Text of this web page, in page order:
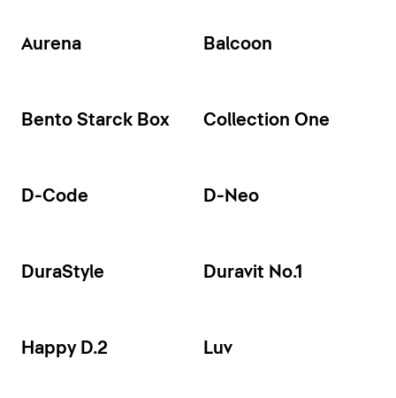
Aurena Balcoon
Bento Starck Box Collection One
D-Code D-Neo
DuraStyle Duravit No.1
Happy D.2 Luv